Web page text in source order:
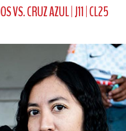
VS. CRUZ AZUL | J11 | CL25